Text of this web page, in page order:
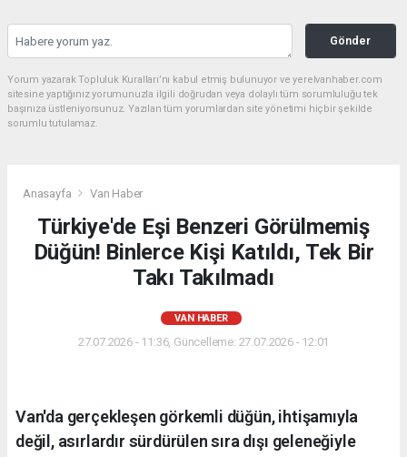
Gönder
Yorum yazarak Topluluk Kuralları’nı kabul etmiş bulunuyor ve yerelvanhaber.com
sitesine yaptığınız yorumunuzla ilgili doğrudan veya dolaylı tüm sorumluluğu tek
başınıza üstleniyorsunuz. Yazılan tüm yorumlardan site yönetimi hiçbir şekilde
sorumlu tutulamaz.
Anasayfa Van Haber
Türkiye'de Eşi Benzeri Görülmemiş
Düğün! Binlerce Kişi Katıldı, Tek Bir
Takı Takılmadı
VAN HABER
27.07.2026 - 11:36, Güncelleme: 27.07.2026 - 12:01
Van'da gerçekleşen görkemli düğün, ihtişamıyla
değil, asırlardır sürdürülen sıra dışı geleneğiyle